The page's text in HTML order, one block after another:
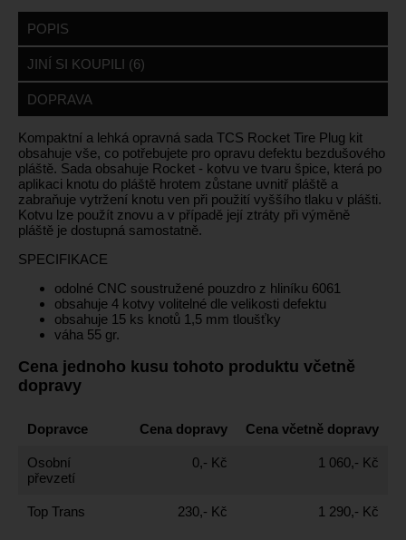
POPIS
JINÍ SI KOUPILI (6)
DOPRAVA
Kompaktní a lehká opravná sada TCS Rocket Tire Plug kit
obsahuje vše, co potřebujete pro opravu defektu bezdušového
pláště. Sada obsahuje Rocket - kotvu ve tvaru špice, která po
aplikaci knotu do pláště hrotem zůstane uvnitř pláště a
zabraňuje vytržení knotu ven při použití vyššího tlaku v plášti.
Kotvu lze použít znovu a v případě její ztráty při výměně
pláště je dostupná samostatně.
SPECIFIKACE
odolné CNC soustružené pouzdro z hliníku 6061
obsahuje 4 kotvy volitelné dle velikosti defektu
obsahuje 15 ks knotů 1,5 mm tloušťky
váha 55 gr.
Cena jednoho kusu tohoto produktu včetně
dopravy
Dopravce Cena dopravy Cena včetně dopravy
Osobní
převzetí
0,- Kč 1 060,- Kč
Top Trans 230,- Kč 1 290,- Kč